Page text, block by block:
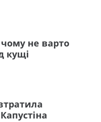
чому не варто
кущі